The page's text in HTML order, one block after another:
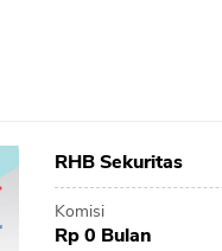
RHB Sekuritas
Komisi
Rp 0 Bulan